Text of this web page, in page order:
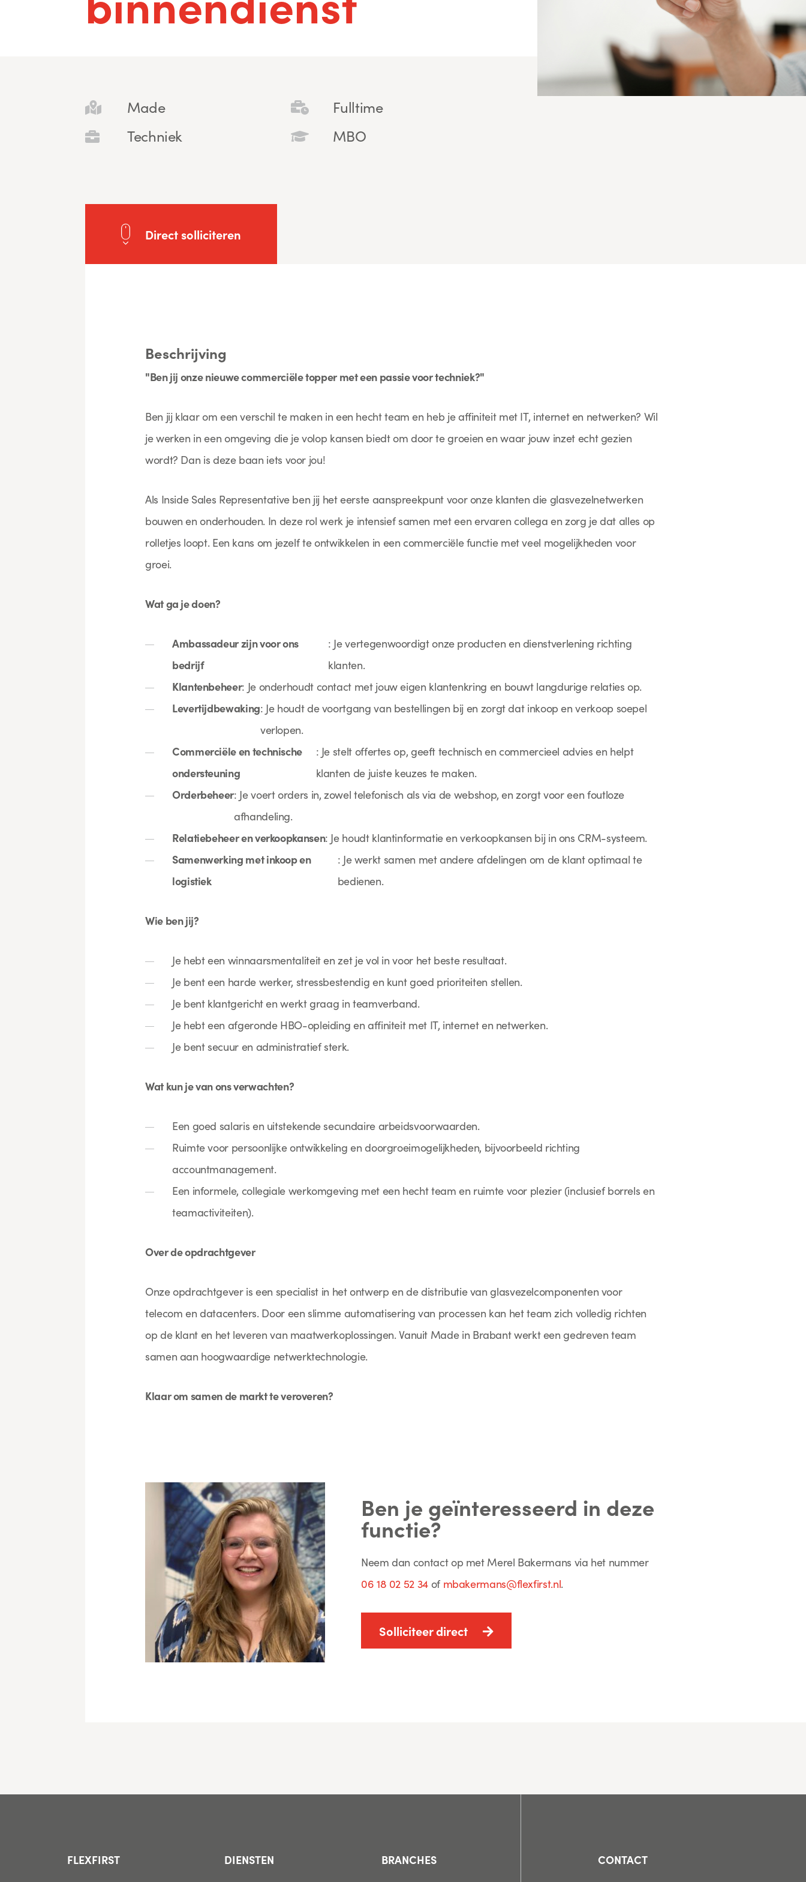
Made
Fulltime
Techniek
MBO
Direct solliciteren
Beschrijving
"Ben jij onze nieuwe commerciële topper met een passie voor techniek?"
Ben jij klaar om een verschil te maken in een hecht team en heb je affiniteit met IT, internet en netwerken? Wil
je werken in een omgeving die je volop kansen biedt om door te groeien en waar jouw inzet echt gezien
wordt? Dan is deze baan iets voor jou!
Als Inside Sales Representative ben jij het eerste aanspreekpunt voor onze klanten die glasvezelnetwerken
bouwen en onderhouden. In deze rol werk je intensief samen met een ervaren collega en zorg je dat alles op
rolletjes loopt. Een kans om jezelf te ontwikkelen in een commerciële functie met veel mogelijkheden voor
groei.
Wat ga je doen?
Ambassadeur zijn voor ons
bedrijf
: Je vertegenwoordigt onze producten en dienstverlening richting
klanten.
Klantenbeheer: Je onderhoudt contact met jouw eigen klantenkring en bouwt langdurige relaties op.
Levertijdbewaking: Je houdt de voortgang van bestellingen bij en zorgt dat inkoop en verkoop soepel
verlopen.
Commerciële en technische
ondersteuning
: Je stelt offertes op, geeft technisch en commercieel advies en helpt
klanten de juiste keuzes te maken.
Orderbeheer: Je voert orders in, zowel telefonisch als via de webshop, en zorgt voor een foutloze
afhandeling.
Relatiebeheer en verkoopkansen: Je houdt klantinformatie en verkoopkansen bij in ons CRM-systeem.
Samenwerking met inkoop en
logistiek
: Je werkt samen met andere afdelingen om de klant optimaal te
bedienen.
Wie ben jij?
Je hebt een winnaarsmentaliteit en zet je vol in voor het beste resultaat.
Je bent een harde werker, stressbestendig en kunt goed prioriteiten stellen.
Je bent klantgericht en werkt graag in teamverband.
Je hebt een afgeronde HBO-opleiding en affiniteit met IT, internet en netwerken.
Je bent secuur en administratief sterk.
Wat kun je van ons verwachten?
Een goed salaris en uitstekende secundaire arbeidsvoorwaarden.
Ruimte voor persoonlijke ontwikkeling en doorgroeimogelijkheden, bijvoorbeeld richting
accountmanagement.
Een informele, collegiale werkomgeving met een hecht team en ruimte voor plezier (inclusief borrels en
teamactiviteiten).
Over de opdrachtgever
Onze opdrachtgever is een specialist in het ontwerp en de distributie van glasvezelcomponenten voor
telecom en datacenters. Door een slimme automatisering van processen kan het team zich volledig richten
op de klant en het leveren van maatwerkoplossingen. Vanuit Made in Brabant werkt een gedreven team
samen aan hoogwaardige netwerktechnologie.
Klaar om samen de markt te veroveren?
Ben je geïnteresseerd in deze
functie?
Neem dan contact op met Merel Bakermans via het nummer
06 18 02 52 34of mbakermans@flexfirst.nl.
Solliciteer direct
FLEXFIRST DIENSTEN BRANCHES CONTACT